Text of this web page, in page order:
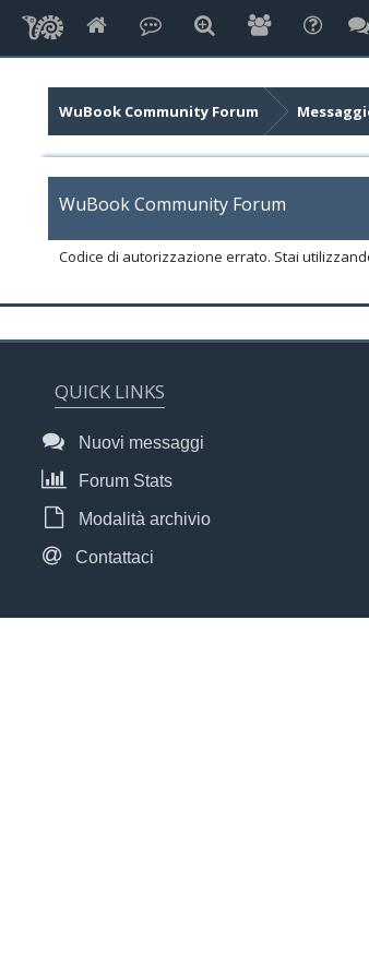
WuBook Community Forum
WuBook Community Forum
Codice di autorizzazione errato. Stai
QUICK LINKS
Nuovi messaggi
Forum Stats
Modalità archivio
Contattaci